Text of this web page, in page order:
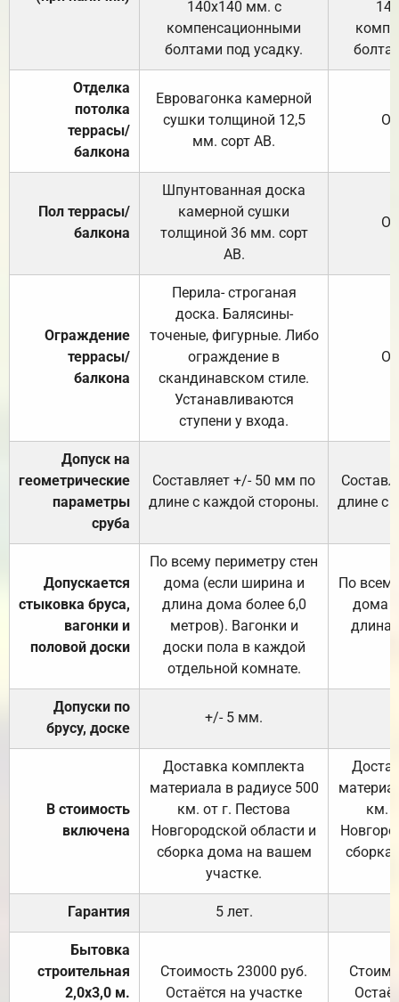
140х140 мм. с
компенсационными
болтами под усадку.
Отделка
потолка
террасы/
балкона
Евровагонка камерной
сушки толщиной 12,5
мм. сорт АВ.
Пол террасы/
балкона
Шпунтованная доска
камерной сушки
толщиной 36 мм. сорт
АВ.
Ограждение
террасы/
балкона
Перила- строганая
доска. Балясины-
точеные, фигурные. Либо
ограждение в
скандинавском стиле.
Устанавливаются
ступени у входа.
Допуск на
геометрические
параметры
сруба
Составляет +/- 50 мм по
длине с каждой стороны.
длине с
Допускается
стыковка бруса,
вагонки и
половой доски
По всему периметру стен
дома (если ширина и
длина дома более 6,0
метров). Вагонки и
доски пола в каждой
отдельной комнате.
По
дома
длина
Допуски по
брусу, доске
+/- 5 мм.
В стоимость
включена
Доставка комплекта
материала в радиусе 500
км. от г. Пестова
Новгородской области и
сборка дома на вашем
участке.
км.
Гарантия 5 лет.
Бытовка
строительная
2,0х3,0 м.
Стоимость 23000 руб.
Остаётся на участке